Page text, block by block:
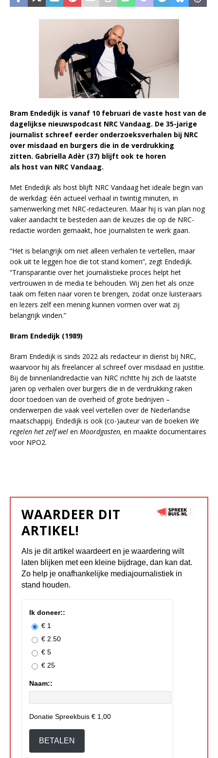
Bram Endedijk is vanaf 10 februari de vaste host van de
dagelijkse nieuwspodcast NRC Vandaag. De 35-jarige
journalist schreef eerder onderzoeksverhalen bij NRC
over misdaad en burgers die in de verdrukking
zitten. Gabriella Adèr (37) blijft ook te horen
als host van NRC Vandaag.
Met Endedijk als host blijft NRC Vandaag het ideale begin van
de werkdag: één actueel verhaal in twintig minuten, in
samenwerking met NRC-redacteuren. Maar hij is van plan nog
vaker aandacht te besteden aan de keuzes die op de NRC-
redactie worden gemaakt, hoe journalisten te werk gaan.
“Het is belangrijk om niet alleen verhalen te vertellen, maar
ook uit te leggen hoe die tot stand komen”, zegt Endedijk.
“Transparantie over het journalistieke proces helpt het
vertrouwen in de media te behouden. Wij zien het als onze
taak om feiten naar voren te brengen, zodat onze luisteraars
en lezers zelf een mening kunnen vormen over wat zij
belangrijk vinden.”
Bram Endedijk (1989)
Bram Endedijk is sinds 2022 als redacteur in dienst bij NRC,
waarvoor hij als freelancer al schreef over misdaad en justitie.
Bij de binnenlandredactie van NRC richtte hij zich de laatste
jaren op verhalen over burgers die in de verdrukking raken
door toedoen van de overheid of grote bedrijven –
onderwerpen die vaak veel vertellen over de Nederlandse
maatschappij. Endedijk is ook (co-)auteur van de boeken We
regelen het zelf wel en Moordgasten, en maakte documentaires
voor NPO2.
WAARDEER DIT
ARTIKEL!
Als je dit artikel waardeert en je waardering wilt
laten blijken met een kleine bijdrage, dan kan dat.
Zo help je onafhankelijke mediajournalistiek in
stand houden.
Ik doneer::
€ 1
€ 2.50
€ 5
€ 25
Naam::
Donatie Spreekbuis € 1,00
BETALEN